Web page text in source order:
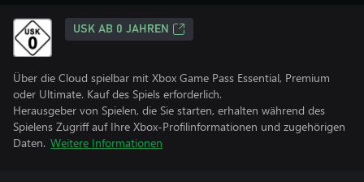
USK AB 0 JAHREN
Über die Cloud spielbar mit Xbox Game Pass Essential, Premium
oder Ultimate. Kauf des Spiels erforderlich.
Herausgeber von Spielen, die Sie starten, erhalten während des
Spielens Zugriff auf Ihre Xbox-Profilinformationen und zugehörigen
Daten. Weitere Informationen